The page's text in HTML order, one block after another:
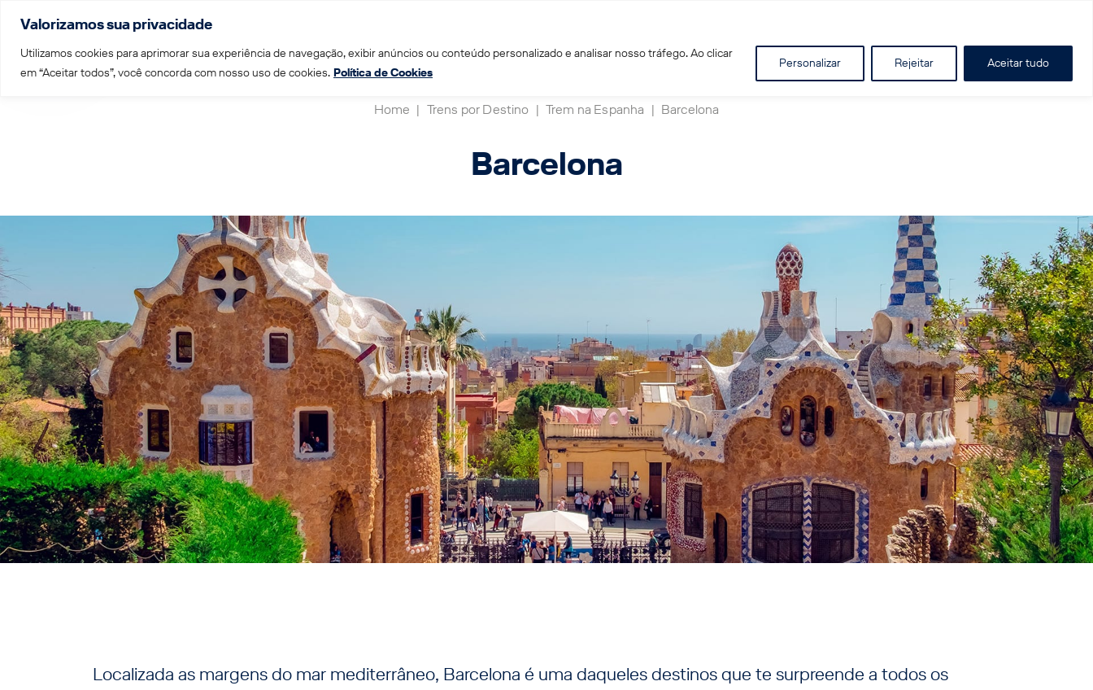
Valorizamos sua privacidade
Utilizamos cookies para aprimorar sua experiência de navegação, exibir anúncios ou conteúdo personalizado e analisar nosso tráfego. Ao clicar
em “Aceitar todos”, você concorda com nosso uso de cookies. Política de Cookies
Personalizar Rejeitar Aceitar tudo
Home | Trens por Destino | Trem na Espanha | Barcelona
Barcelona
Localizada as margens do mar mediterrâneo, Barcelona é uma daqueles destinos que te surpreende a todos os